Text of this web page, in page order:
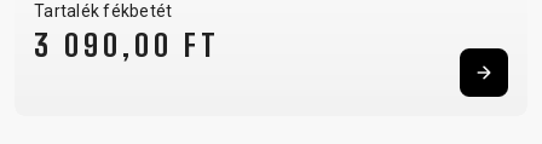
Tartalék fékbetét
3 090,00 FT